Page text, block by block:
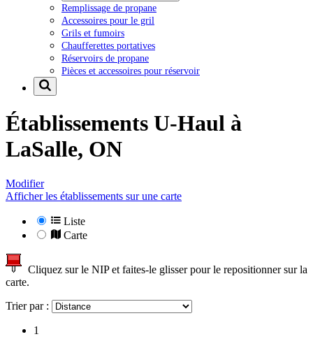
Remplissage de propane
Accessoires pour le gril
Grils et fumoirs
Chaufferettes portatives
Réservoirs de propane
Pièces et accessoires pour réservoir
Établissements U-Haul à
LaSalle, ON
Modifier
Afficher les établissements sur une carte
Liste
Carte
Cliquez sur le NIP et faites-le glisser pour le repositionner sur la
carte.
Trier par :
1